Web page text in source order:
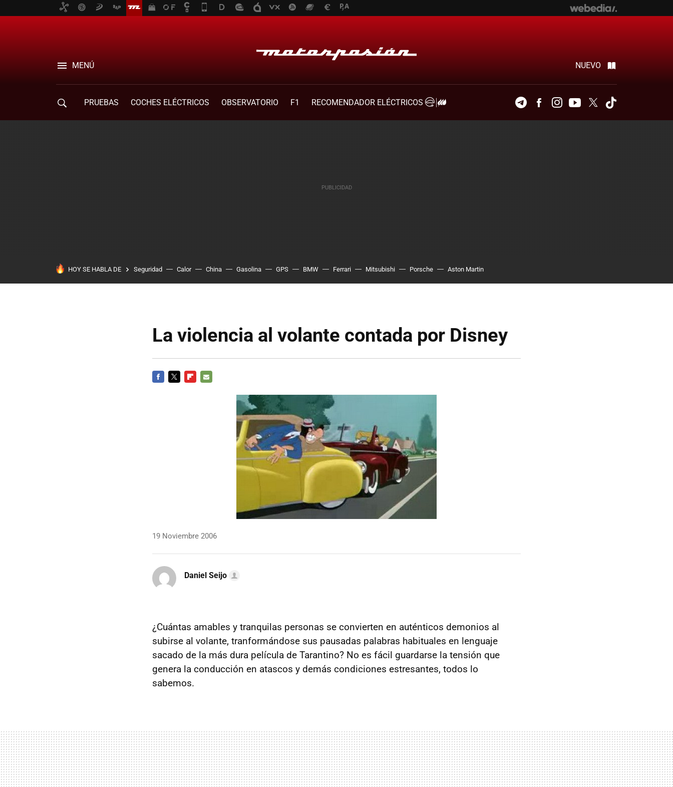
MENÚ NUEVO
PRUEBAS COCHES ELÉCTRICOS OBSERVATORIO F1
RECOMENDADOR ELÉCTRICOS
TelegramFacebookInstagramYoutubeTwitter
HOY SE HABLA DE Seguridad Calor China Gasolina GPS BMW Ferrari Mitsubishi Porsche Aston Martin
La violencia al volante contada por Disney
19 Noviembre 2006
Daniel Seijo
¿Cuántas amables y tranquilas personas se convierten en auténticos demonios al
subirse al volante, tranformándose sus pausadas palabras habituales en lenguaje
sacado de la más dura película de Tarantino? No es fácil guardarse la tensión que
genera la conducción en atascos y demás condiciones estresantes, todos lo
sabemos.